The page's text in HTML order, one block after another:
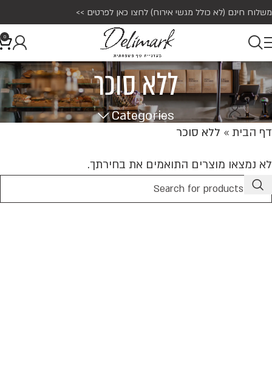
משלוח חינם (לא כולל מגשי אירוח) לחצו כאן לפרטים >>
0
ללא סוכר
Categories
דף הבית » ללא סוכר
לא נמצאו מוצרים התואמים את בחירתך.